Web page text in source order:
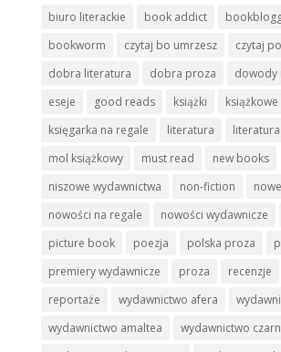
biuro literackie book addict
bookworm
czytaj bo umrzesz
czytaj
dobra literatura
dobra proza
dowody
eseje
good reads książki
księgarka na regale
literatura
mol książkowy
must read
new books
niszowe wydawnictwa
non-fiction
nowości na regale
nowości wydawnicze
picture book
poezja polska proza
premiery wydawnicze
proza recenzje
reportaże
wydawnictwo afera
wydawnictwo amaltea
wydawnictwo